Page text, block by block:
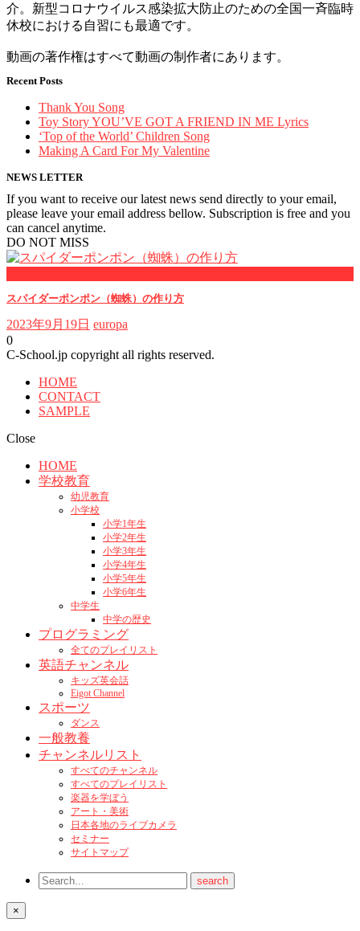
介。新型コロナウイルス感染拡大防止のための全国一斉臨時
休校における自習にも最適です。
動画の著作権はすべて動画の制作者にあります。
Recent Posts
Thank You Song
Toy Story YOU’VE GOT A FRIEND IN ME Lyrics
‘Top of the World’ Children Song
Making A Card For My Valentine
NEWS LETTER
If you want to receive our latest news send directly to your email,
please leave your email address bellow. Subscription is free and you
can cancel anytime.
DO NOT MISS
スパイダーポンポン（蜘蛛）の作り方
2023年9月19日 europa
0
C-School.jp copyright all rights reserved.
HOME
CONTACT
SAMPLE
Close
HOME
学校教育
幼児教育
小学校
小学1年生
小学2年生
小学3年生
小学4年生
小学5年生
小学6年生
中学生
中学の歴史
プログラミング
全てのプレイリスト
英語チャンネル
キッズ英会話
Eigot Channel
スポーツ
ダンス
一般教養
チャンネルリスト
すべてのチャンネル
すべてのプレイリスト
楽器を学ぼう
アート・美術
日本各地のライブカメラ
セミナー
サイトマップ
×